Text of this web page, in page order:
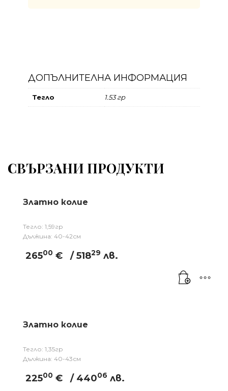
ДОПЪЛНИТЕЛНА ИНФОРМАЦИЯ
Тегло 1.53 гр
СВЪРЗАНИ ПРОДУКТИ
Златно колие
Тегло: 1,59гр
Дължина: 40-42см
26500 € / 51829 лв.
Златно колие
Тегло: 1,35гр
Дължина: 40-43см
22500 € / 44006 лв.